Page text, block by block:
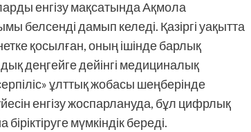
енгізу мақсатында Ақмола
белсенді дамып келеді. Қазіргі уақытта
қосылған, оның ішінде барлық
деңгейге дейінгі медициналық
ұлттық жобасы шеңберінде
енгізу жоспарлануда, бұл цифрлық
мүмкіндік береді.